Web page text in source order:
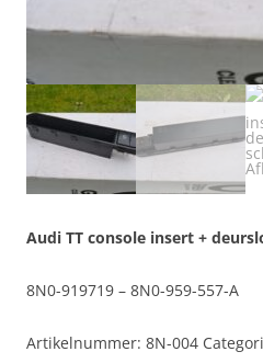
Audi TT console insert +
8N0-919719 – 8N0-959-557-A
Artikelnummer: 8N-004